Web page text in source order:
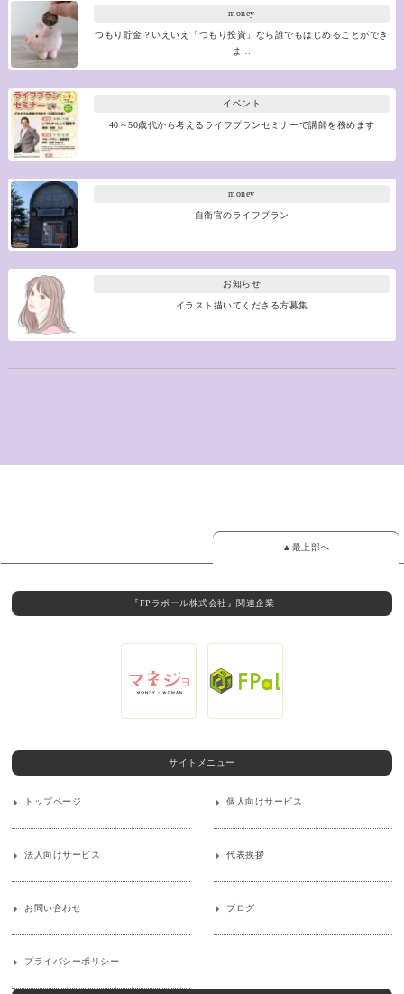
money
つもり貯金？いえいえ「つもり投資」なら誰でもはじめることができ
ま…
イベント
40～50歳代から考えるライフプランセミナーで講師を務めます
money
自衛官のライフプラン
お知らせ
イラスト描いてくださる方募集
▲最上部へ
『FPラポール株式会社』関連企業
サイトメニュー
トップページ 個人向けサービス
法人向けサービス 代表挨拶
お問い合わせ ブログ
プライバシーポリシー